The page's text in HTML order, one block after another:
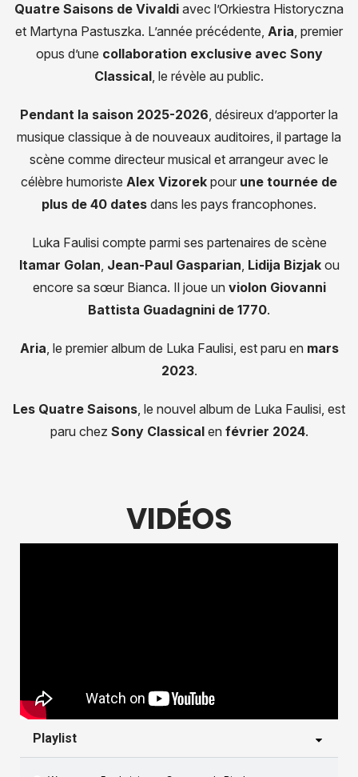
Quatre Saisons de Vivaldi avec l’Orkiestra Historyczna
et Martyna Pastuszka. L’année précédente, Aria, premier
opus d’une collaboration exclusive avec Sony
Classical, le révèle au public.
Pendant la saison 2025-2026, désireux d’apporter la
musique classique à de nouveaux auditoires, il partage la
scène comme directeur musical et arrangeur avec le
célèbre humoriste Alex Vizorek pour une tournée de
plus de 40 dates dans les pays francophones.
Luka Faulisi compte parmi ses partenaires de scène
Itamar Golan, Jean-Paul Gasparian, Lidija Bizjakou
encore sa sœur Bianca. Il joue un violon Giovanni
Battista Guadagnini de 1770.
Aria, le premier album de Luka Faulisi, est paru en mars
2023.
Les Quatre Saisons, le nouvel album de Luka Faulisi, est
paru chez Sony Classicalen février 2024.
VIDÉOS
Playlist